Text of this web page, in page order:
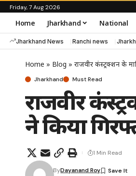
Friday, 7 Aug 2026
Home Jharkhand National
Jharkhand News Ranchi news
Home » Blog » राजवीर कंस्ट्रक्शन के
Jharkhand Must Read
राजवीर
ने किया
ByDayanand Roy
1 Min Read